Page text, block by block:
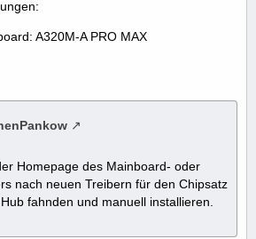
A320M-A PRO MAX
Homepage des Mainboard- oder
nach neuen Treibern für den Chipsatz
fahnden und manuell installieren.